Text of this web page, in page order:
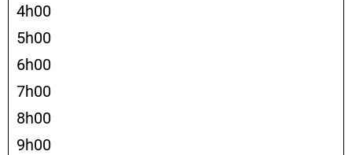
4h00
5h00
6h00
7h00
8h00
9h00